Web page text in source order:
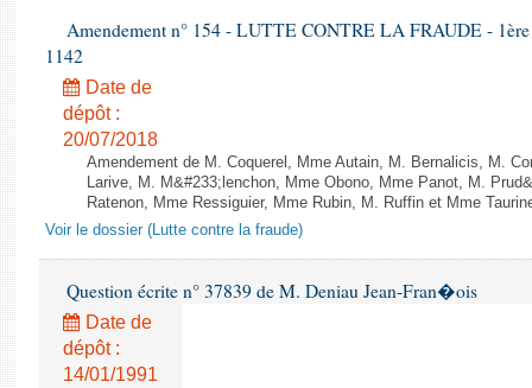
Amendement n° 154 - LUTTE CONTRE LA FRAUDE - 1ère
1142
Date de
dépôt :
20/07/2018
Amendement de M. Coquerel, Mme Autain, M. Bernalicis, M.
Larive, M. M&#233;lenchon, Mme Obono, Mme Panot, M.
Ratenon, Mme Ressiguier, Mme Rubin, M. Ruffin et Mme
Voir le dossier (Lutte contre la fraude)
Question écrite n° 37839 de M. Deniau Jean-Fran�ois
Date de
dépôt :
14/01/1991